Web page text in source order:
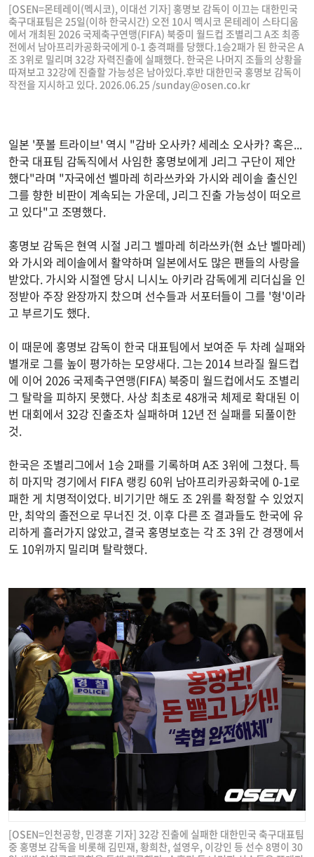
[OSEN=몬테레이(멕시코), 이대선 기자] 홍명보 감독이 이끄는 대한민국
축구대표팀은 25일(이하 한국시간) 오전 10시 멕시코 몬테레이 스타디움
에서 개최된 2026 국제축구연맹(FIFA) 북중미 월드컵 조별리그 A조 최종
전에서 남아프리카공화국에게 0-1 충격패를 당했다.1승2패가 된 한국은 A
조 3위로 밀리며 32강 자력진출에 실패했다. 한국은 나머지 조들의 상황을
따져보고 32강에 진출할 가능성은 남아있다.후반 대한민국 홍명보 감독이
작전을 지시하고 있다. 2026.06.25 /sunday@osen.co.kr
일본 '풋볼 트라이브' 역시 "감바 오사카? 세레소 오사카? 혹은...
한국 대표팀 감독직에서 사임한 홍명보에게 J리그 구단이 제안
했다"라며 "자국에선 벨마레 히라쓰카와 가시와 레이솔 출신인
그를 향한 비판이 계속되는 가운데, J리그 진출 가능성이 떠오르
고 있다"고 조명했다.
홍명보 감독은 현역 시절 J리그 벨마레 히라쓰카(현 쇼난 벨마레)
와 가시와 레이솔에서 활약하며 일본에서도 많은 팬들의 사랑을
받았다. 가시와 시절엔 당시 니시노 아키라 감독에게 리더십을 인
정받아 주장 완장까지 찼으며 선수들과 서포터들이 그를 '형'이라
고 부르기도 했다.
이 때문에 홍명보 감독이 한국 대표팀에서 보여준 두 차례 실패와
별개로 그를 높이 평가하는 모양새다. 그는 2014 브라질 월드컵
에 이어 2026 국제축구연맹(FIFA) 북중미 월드컵에서도 조별리
그 탈락을 피하지 못했다. 사상 최초로 48개국 체제로 확대된 이
번 대회에서 32강 진출조차 실패하며 12년 전 실패를 되풀이한
것.
한국은 조별리그에서 1승 2패를 기록하며 A조 3위에 그쳤다. 특
히 마지막 경기에서 FIFA 랭킹 60위 남아프리카공화국에 0-1로
패한 게 치명적이었다. 비기기만 해도 조 2위를 확정할 수 있었지
만, 최악의 졸전으로 무너진 것. 이후 다른 조 결과들도 한국에 유
리하게 흘러가지 않았고, 결국 홍명보호는 각 조 3위 간 경쟁에서
도 10위까지 밀리며 탈락했다.
[OSEN=인천공항, 민경훈 기자] 32강 진출에 실패한 대한민국 축구대표팀
중 홍명보 감독을 비롯해 김민재, 황희찬, 설영우, 이강인 등 선수 8명이 30